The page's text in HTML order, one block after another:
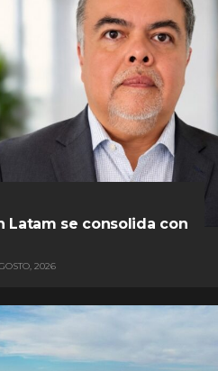
Latam se consolida con
2026